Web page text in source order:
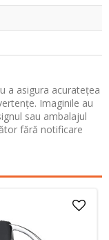
a asigura acuratețea
Imaginile au
sau ambalajul
fără notificare